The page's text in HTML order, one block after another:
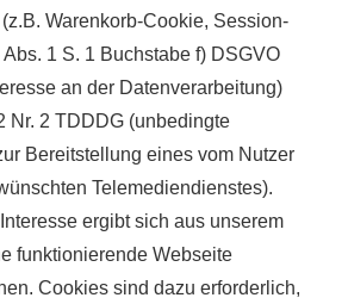
Warenkorb-Cookie, Session-
1 S. 1 Buchstabe f) DSGVO
an der Datenverarbeitung)
Nr. 2 TDDDG (unbedingte
Bereitstellung eines vom Nutzer
Telemediendienstes).
ergibt sich aus unserem
funktionierende Webseite
Cookies sind dazu erforderlich,